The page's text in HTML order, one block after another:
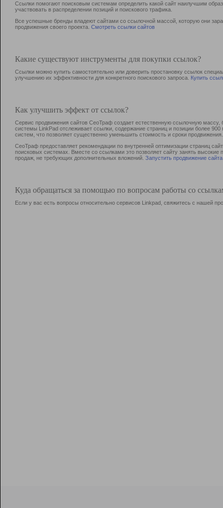
Ссылки помогают поисковым системам определить какой сайт наилучшим
участвовать в раcпределении позиций и поискового трафика.
Все успешные бренды владеют сайтами со ссылочной массой, которую они
продвижения своего проекта. Смотреть ссылки сайтов
Какие существуют инструменты для покупки ссылок?
Ссылки можно купить самостоятельно или доверить простановку ссылок
улучшению их эффективности для конкретного поискового запроса. Купить
Как улучшить эффект от ссылок?
Сервис продвижения сайтов СеоТраф создает естественную ссылочную
системы LinkPad отслеживает ссылки, содержание страниц и позиции более
систем, что позволяет существенно уменьшить стоимость и сроки продвижения.
СеоТраф предоставляет рекомендации по внутренней оптимизации страниц
поисковых системах. Вместе со ссылками это позволяет сайту занять
продаж, не требующих дополнительных вложений. Запустить продвижение сайта
Куда обращаться за помощью по вопросам работы со
Если у вас есть вопросы относительно сервисов Linkpad, свяжитесь с нашей